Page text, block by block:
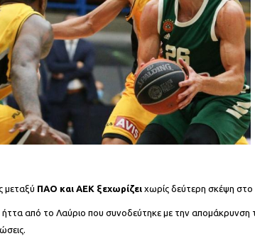
μεταξύ ΠΑΟ και ΑΕΚ ξεχωρίζει χωρίς δεύτερη σκέψη στο
από το Λαύριο που συνοδεύτηκε με την απομάκρυνση